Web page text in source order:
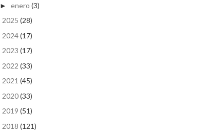
► enero (3)
2025 (28)
2024(17)
2023 (17)
2022 (33)
2021 (45)
2020(33)
2019 (51)
2018 (121)